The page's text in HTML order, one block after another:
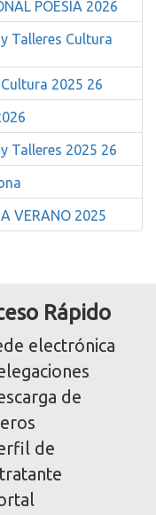
POESÍA 2026
Talleres Cultura
2025 26
Talleres 2025 26
VERANO 2025
Rápido
electrónica
de
de